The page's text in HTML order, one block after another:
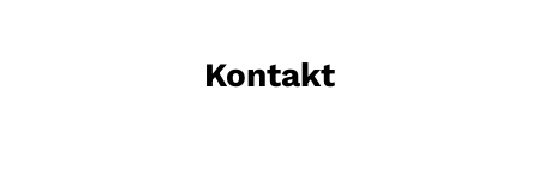
Kontakt